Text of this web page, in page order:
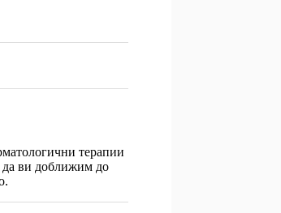
терапии
да ви доближим до